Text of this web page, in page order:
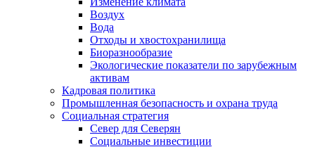
Воздух
Вода
Отходы и хвостохранилища
Биоразнообразие
Экологические показатели по зарубежным
активам
Кадровая политика
Промышленная безопасность и охрана труда
Социальная стратегия
Север для Северян
Социальные инвестиции